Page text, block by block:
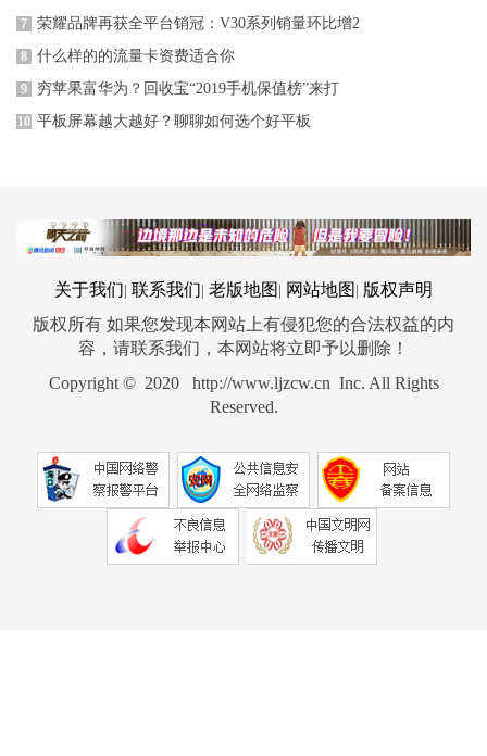
7 荣耀品牌再获全平台销冠：V30系列销量环比增2
8 什么样的的流量卡资费适合你
9 穷苹果富华为？回收宝“2019手机保值榜”来打
10 平板屏幕越大越好？聊聊如何选个好平板
关于我们 联系我们 老版地图 网站地图
版权声明
版权所有 如果您发现本网站上有侵犯您的合法权益的内
容，请联系我们，本网站将立即予以删除！
Copyright © 2020 http://www.ljzcw.cn Inc. All Rights
Reserved.